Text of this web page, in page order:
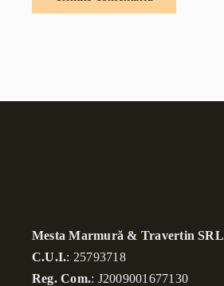
Mesta Marmură & Travertin SRL
C.U.I.: 25793718
Reg. Com.: J2009001677130